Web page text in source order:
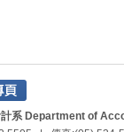
系 Department of